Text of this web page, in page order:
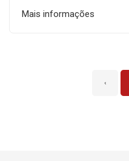
Mais informações
‹